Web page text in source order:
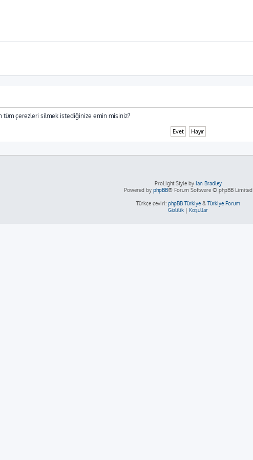
tüm çerezleri silmek istediğinize emin misiniz?
ProLight Style by Ian Bradley
Powered by phpBB® Forum Software © phpBB Limited
Türkçe çeviri: phpBB Türkiye& Türkiye Forum
Gizlilik | Koşullar